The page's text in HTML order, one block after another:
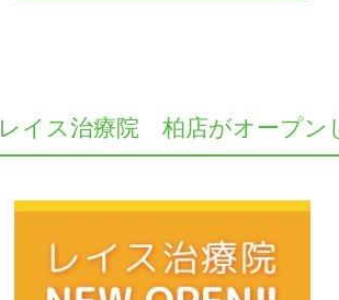
レイス治療院 柏店がオープン